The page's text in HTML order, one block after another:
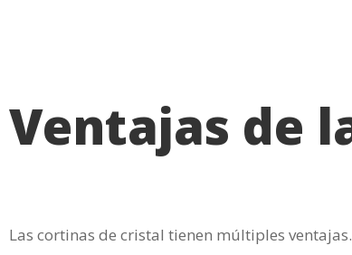
Ventajas de
Las cortinas de cristal tienen múltiples